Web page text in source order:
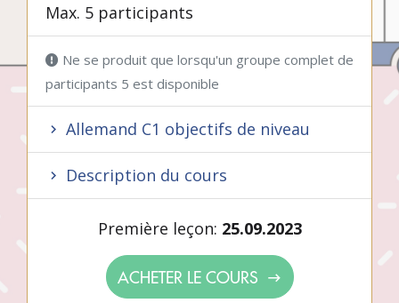
Max. 5 participants
Ne se produit que lorsqu'un groupe complet de
participants 5 est disponible
Allemand C1 objectifs de niveau
Description du cours
Première leçon: 25.09.2023
ACHETER LE COURS